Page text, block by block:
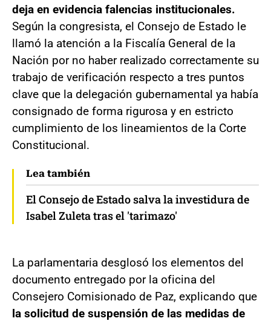
deja en evidencia falencias institucionales.
Según la congresista, el Consejo de Estado le
llamó la atención a la Fiscalía General de la
Nación por no haber realizado correctamente su
trabajo de verificación respecto a tres puntos
clave que la delegación gubernamental ya había
consignado de forma rigurosa y en estricto
cumplimiento de los lineamientos de la Corte
Constitucional.
Lea también
El Consejo de Estado salva la investidura de
Isabel Zuleta tras el 'tarimazo'
La parlamentaria desglosó los elementos del
documento entregado por la oficina del
Consejero Comisionado de Paz, explicando que
la solicitud de suspensión de las medidas de